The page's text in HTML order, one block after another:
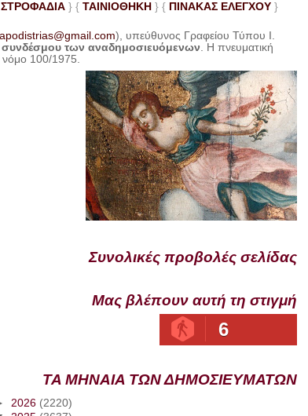
ΣΤΡΟΦΑΔΙΑ } { ΤΑΙΝΙΟΘΗΚΗ } { ΠΙΝΑΚΑΣ ΕΛΕΓΧΟΥ}
), υπεύθυνος Γραφείου Τύπου Ι.
των αναδημοσιευόμενων . Ηπνευματική
νόμο 100/1975.
Συνολικές προβολές σελίδας
Μας βλέπουν αυτή τη στιγμή
6
ΤΑ ΜΗΝΑΙΑ ΤΩΝ ΔΗΜΟΣΙΕΥΜΑΤΩΝ
2026 (2220)